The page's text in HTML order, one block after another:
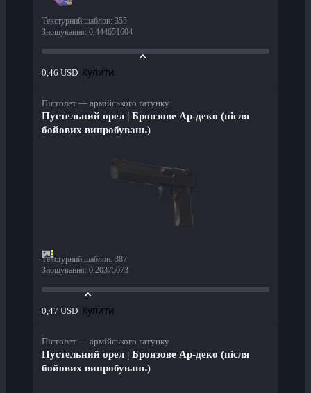
Текстурний шаблон: 355
Зношування: 0,444651604
0,46 USD Купити
Пістолет — армійського ґатунку
Пустельний орел | Бронзове Ар-деко (після
бойових випробувань)
Текстурний шаблон: 387
Зношування: 0,20375073
0,47 USD Купити
Пістолет — армійського ґатунку
Пустельний орел | Бронзове Ар-деко (після
бойових випробувань)